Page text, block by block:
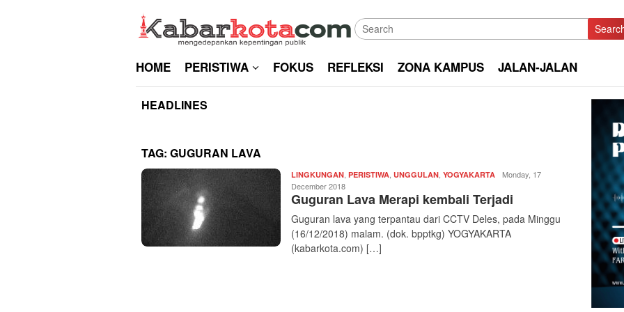
HOME PERISTIWA FOKUS REFLEKSI ZONA KAMPUS JALAN-JALAN
HEADLINES
TAG: GUGURAN LAVA
LINGKUNGAN PERISTIWA UNGGULAN YOGYAKARTA Redaksi
kabarkota
Monday, 17
December 2018
Guguran Lava Merapi kembali Terjadi
Guguran lava yang terpantau dari CCTV Deles, pada Minggu
(16/12/2018) malam. (dok. bpptkg) YOGYAKARTA
(kabarkota.com) […]